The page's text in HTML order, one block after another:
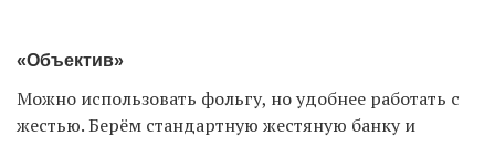
«Объектив»
Можно использовать фольгу, но удобнее работать с
жестью. Берём стандартную жестяную банку и